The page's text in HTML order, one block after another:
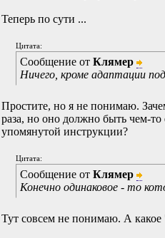
Теперь по сути ...
Цитата:
Сообщение отКлямер
Ничего, кроме адаптации
Простите, но я не понимаю.
раза, но оно должно быть чем-
упомянутой инструкции?
Цитата:
Сообщение отКлямер
Конечно одинаковое - то
Тут совсем не понимаю. А